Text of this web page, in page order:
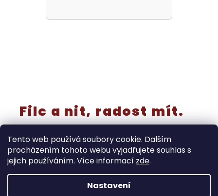
Tento web používá soubory cookie. Dalším
procházením tohoto webu vyjadřujete souhlas s
jejich používáním. Více informací zde.
Nastavení
‼️Rušíme kategorii “výřezy a knoflíky” - již nebudou
Filc a nit, radost mít.
Vytvořil Shoptet